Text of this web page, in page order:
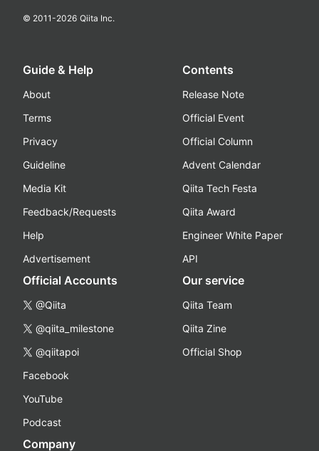
© 2011-2026 Qiita Inc.
Guide & Help
About
Terms
Privacy
Guideline
Media Kit
Feedback/Requests
Help
Advertisement
Contents
Release Note
Official Event
Official Column
Advent Calendar
Qiita Tech Festa
Qiita Award
Engineer White Paper
API
Official Accounts
@Qiita
@qiita_milestone
@qiitapoi
Facebook
YouTube
Podcast
Our service
Qiita Team
Qiita Zine
Official Shop
Company